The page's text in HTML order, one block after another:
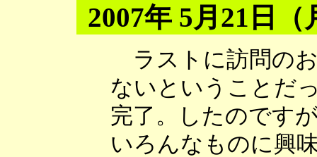
2007年 5月21日（
ラストに訪問の
ないということだ
完了。したのです
いろんなものに興